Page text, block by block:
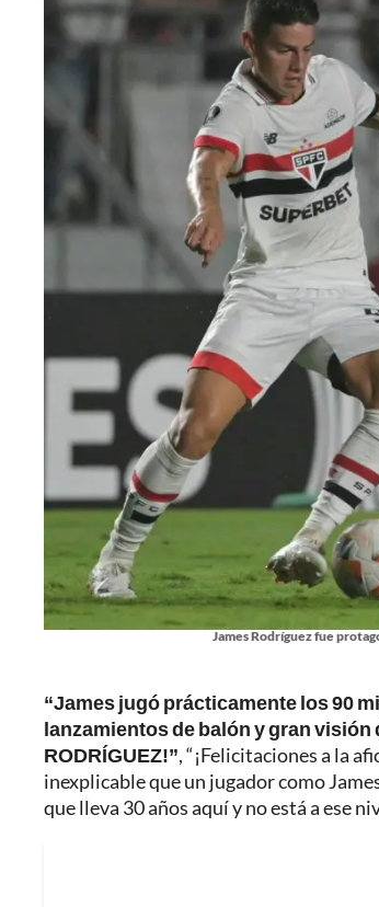
James Rodríguez fue
“James jugó prácticamente los 90
lanzamientos de balón y gran visión
RODRÍGUEZ!”, “¡Felicitaciones a la
inexplicable que un jugador como
que lleva 30 años aquí y no está a ese